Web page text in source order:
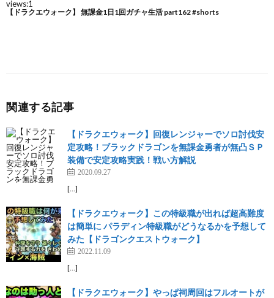
関連する記事
【ドラクエウォーク】回復レンジャーでソロ討伐安
定攻略！ブラックドラゴンを無課金勇者が無凸ＳＰ
装備で安定攻略実践！戦い方解説
2020.09.27
[…]
【ドラクエウォーク】この特級職が出れば超高難度
は簡単に パラディン特級職がどうなるかを予想して
みた【ドラゴンクエストウォーク】
2022.11.09
[…]
【ドラクエウォーク】やっぱ祠周回はフルオートが